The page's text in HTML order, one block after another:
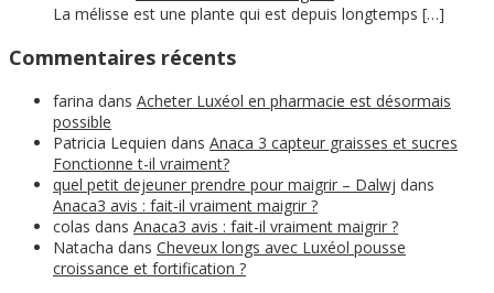
La mélisse est une plante qui est depuis longtemps […]
Commentaires récents
farina dans Acheter Luxéol en pharmacie est désormais
possible
Patricia Lequien dans Anaca 3 capteur graisses et sucres
Fonctionne t-il vraiment?
quel petit dejeuner prendre pour maigrir – Dalwj dans
Anaca3 avis : fait-il vraiment maigrir ?
colas dans Anaca3 avis : fait-il vraiment maigrir ?
Natacha dans Cheveux longs avec Luxéol pousse
croissance et fortification ?